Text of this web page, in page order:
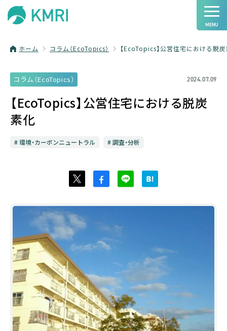
ホーム コラム（EcoTopics） 【EcoTopics】公営住宅における脱
コラム（EcoTopics） 2024.07.09
【EcoTopics】公営住宅における脱炭
素化
環境・カーボンニュートラル 調査・分析